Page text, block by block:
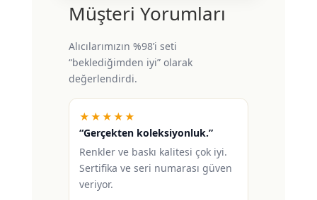
Müşteri Yorumları
Alıcılarımızın %98’i seti
“beklediğimden iyi” olarak
değerlendirdi.
★★★★★
“Gerçekten koleksiyonluk.”
Renkler ve baskı kalitesi çok iyi.
Sertifika ve seri numarası güven
veriyor.